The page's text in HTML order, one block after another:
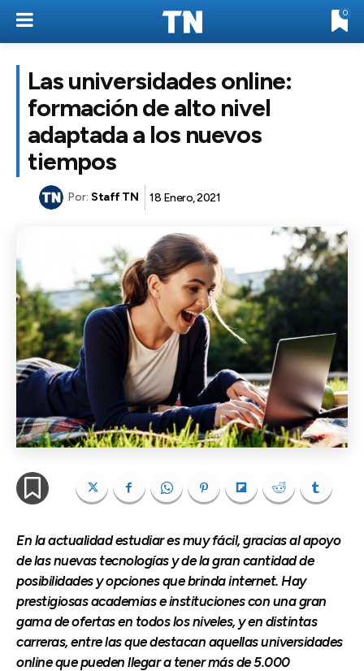
0
Las universidades online:
formación de alto nivel
adaptada a los nuevos
tiempos
Por: Staff TN 18 Enero, 2021
En la actualidad estudiar es muy fácil, gracias al apoyo
de las nuevas tecnologías y de la gran cantidad de
posibilidades y opciones que brinda internet. Hay
prestigiosas academias e instituciones con una gran
gama de ofertas en todos los niveles, y en distintas
carreras, entre las que destacan aquellas universidades
online que pueden llegar a tener más de 5.000